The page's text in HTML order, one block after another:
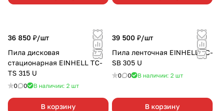
36 850 ₽/шт
Пила дисковая
стационарная EINHELL TC-
TS 315 U
0 0 В наличии: 2 шт
В корзину
39 500 ₽/шт
Пила ленточная EINHELL TC-
SB 305 U
0 0 В наличии: 2 шт
В корзину